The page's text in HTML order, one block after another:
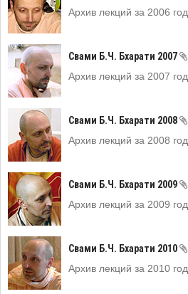
Архив лекций за 2006 год
Свами Б.Ч. Бхарати 2007
Архив лекций за 2007 год
Свами Б.Ч. Бхарати 2008
Архив лекций за 2008 год
Свами Б.Ч. Бхарати 2009
Архив лекций за 2009 год
Свами Б.Ч. Бхарати 2010
Архив лекций за 2010 год